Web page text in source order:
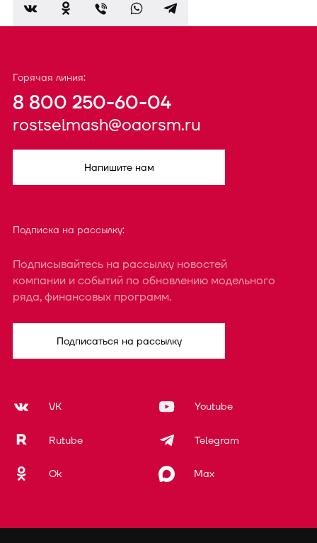
Горячая линия:
8 800 250-60-04
rostselmash@oaorsm.ru
Напишите нам
Подписка на рассылку:
Подписывайтесь на рассылку новостей
компании и событий по обновлению модельного
ряда, финансовых программ.
Подписаться на рассылку
VK Youtube
Rutube Telegram
Ok Max